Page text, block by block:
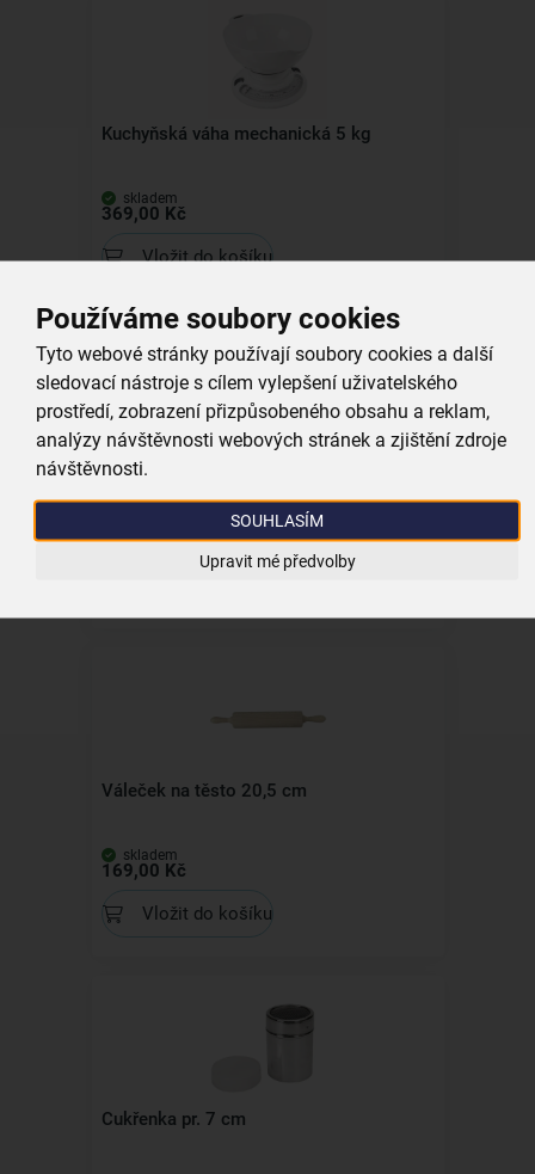
Používáme soubory cookies
Tyto webové stránky používají soubory cookies a další
sledovací nástroje s cílem vylepšení uživatelského
prostředí, zobrazení přizpůsobeného obsahu a reklam,
analýzy návštěvnosti webových stránek a zjištění zdroje
návštěvnosti.
SOUHLASÍM
Upravit mé předvolby
Kuchyňská váha mechanická 5 kg
skladem
369,00 Kč
Vložit do košíku
Vál na těsto 70x49,5 cm
799,00 Kč
Váleček na těsto 20,5 cm
skladem
169,00 Kč
Vložit do košíku
Cukřenka pr. 7 cm